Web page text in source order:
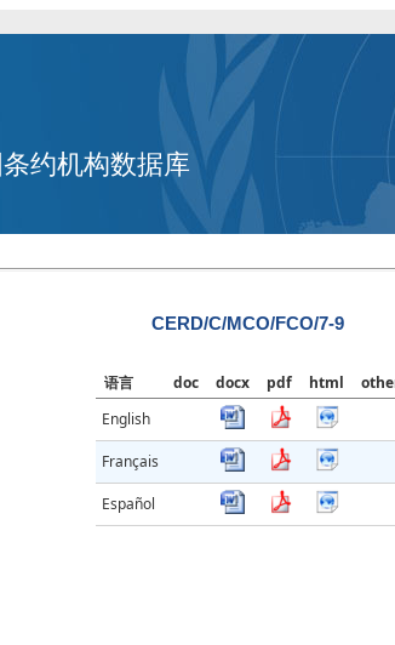
约机构数据库
CERD/C/MCO/FCO/7-9
语言 doc docx pdf html
English
Français
Español